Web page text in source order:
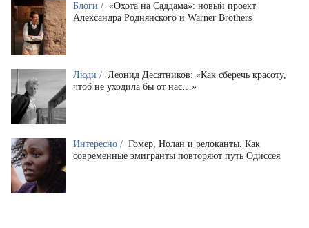
Блоги / «Охота на Саддама»: новый проект
Александра Роднянского и Warner Brothers
Люди / Леонид Десятников: «Как сберечь красоту,
чтоб не уходила бы от нас…»
Интересно / Гомер, Нолан и релоканты. Как
современные эмигранты повторяют путь Одиссея